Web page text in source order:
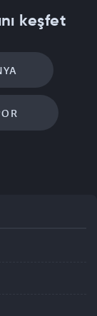
keşfet